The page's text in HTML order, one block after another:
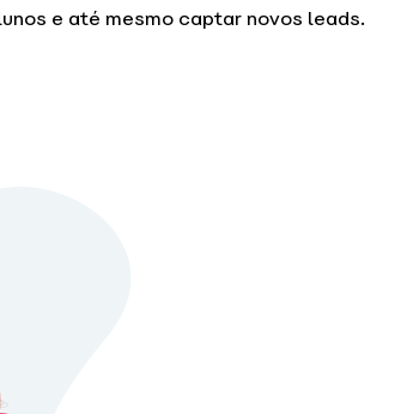
e até mesmo captar novos leads.